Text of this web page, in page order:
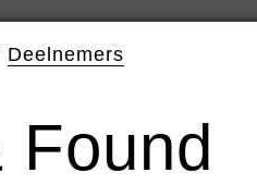
Deelnemers
Found